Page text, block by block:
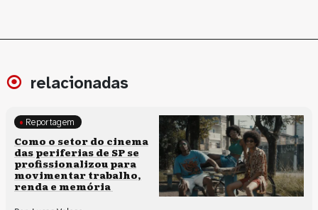
relacionadas
Políticas culturais
Reportagem
Como o setor do cinema
das periferias de SP se
profissionalizou para
movimentar trabalho,
renda e memória